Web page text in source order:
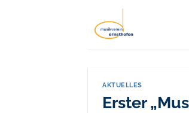
AKTUELLES
Erster